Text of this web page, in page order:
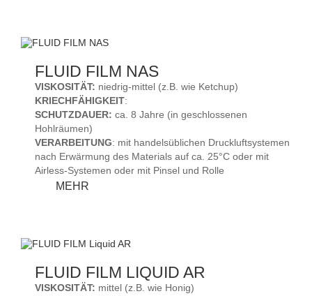
FLUID FILM NAS
VISKOSITÄT: niedrig-mittel (z.B. wie Ketchup)
KRIECHFÄHIGKEIT:
SCHUTZDAUER: ca. 8 Jahre (in geschlossenen
Hohlräumen)
VERARBEITUNG: mit handelsüblichen Druckluftsystemen
nach Erwärmung des Materials auf ca. 25°C oder mit
Airless-Systemen oder mit Pinsel und Rolle
MEHR
FLUID FILM LIQUID AR
VISKOSITÄT: mittel (z.B. wie Honig)